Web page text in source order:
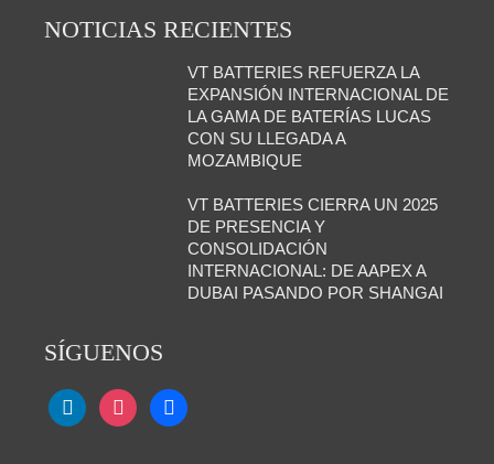
NOTICIAS RECIENTES
VT BATTERIES REFUERZA LA
EXPANSIÓN INTERNACIONAL DE
LA GAMA DE BATERÍAS LUCAS
CON SU LLEGADA A
MOZAMBIQUE
VT BATTERIES CIERRA UN 2025
DE PRESENCIA Y
CONSOLIDACIÓN
INTERNACIONAL: DE AAPEX A
DUBAI PASANDO POR SHANGAI
SÍGUENOS